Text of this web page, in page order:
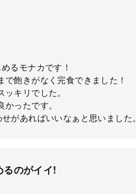
るモナカです！
飽きがなく完食できました！
キリでした。
ったです。
があればいいなぁと思いました。
のがイイ!